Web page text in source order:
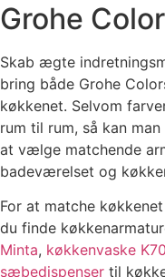
Grohe
Skab ægte
bring både Grohe
køkkenet. Selvom
rum til rum, så kan
at vælge matchende
badeværelset og
For at matche
du finde
Minta, køkkenvaske
sæbedispenser til